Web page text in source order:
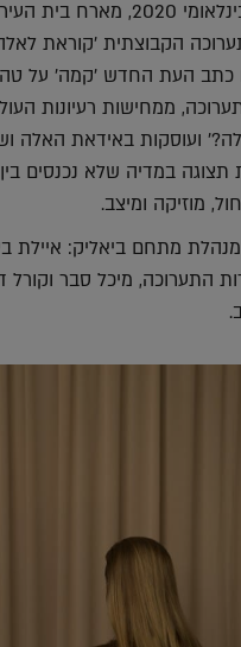
לציון יום האישה הבינלאומי 2020,
את התערוכה הקבוצתית 'קוראת
כתב העת החדש 'קמה' על
ממחישות רעיונות
ועוסקות באידאת האלה
במדיה שלא נכנסים
מוזיקה ומיצב.
מתחם ביאליק: איילת